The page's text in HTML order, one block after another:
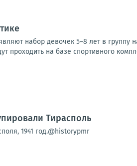
набор девочек 5–8 лет в группу
проходить на базе спортивного
Тирасполь
1941 год.@historypmr